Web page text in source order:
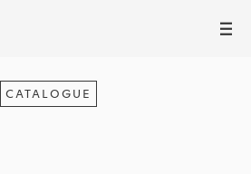
III
CATALOGUE